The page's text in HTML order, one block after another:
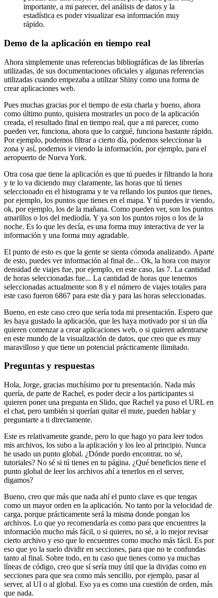
importante, a mi parecer, del análisis de datos y la
estadística es poder visualizar esa información muy
rápido.
Demo de la aplicación en tiempo real
Ahora simplemente unas referencias bibliográficas de las librerías
utilizadas, de sus documentaciones oficiales y algunas referencias
utilizadas cuando empezaba a utilizar Shiny como una forma de
crear aplicaciones web.
Pues muchas gracias por el tiempo de esta charla y bueno, ahora
como último punto, quisiera mostrarles un poco de la aplicación
creada, el resultado final en tiempo real, que a mi parecer, como
pueden ver, funciona, ahora que lo cargué, funciona bastante rápido.
Por ejemplo, podemos filtrar a cierto día, podemos seleccionar la
zona y así, podemos ir viendo la información, por ejemplo, para el
aeropuerto de Nueva York.
Otra cosa que tiene la aplicación es que tú puedes ir filtrando la hora
y te lo va diciendo muy claramente, las horas que tú tienes
seleccionado en el histograma y te va rellando los puntos que tienes,
por ejemplo, los puntos que tienes en el mapa. Y tú puedes ir viendo,
ok, por ejemplo, los de la mañana. Como pueden ver, son los puntos
amarillos o los del mediodía. Y ya son los puntos rojos o los de la
noche. Es lo que les decía, es una forma muy interactiva de ver la
información y una forma muy agradable.
El punto de esto es que la gente se sienta cómoda analizando. Aparte
de esto, puedes ver información al final de... Ok, la hora con mayor
densidad de viajes fue, por ejemplo, en este caso, las 7. La cantidad
de horas seleccionadas fue... La cantidad de horas que tenemos
seleccionadas actualmente son 8 y el número de viajes totales para
este caso fueron 6867 para este día y para las horas seleccionadas.
Bueno, en este caso creo que sería toda mi presentación. Espero que
les haya gustado la aplicación, que les haya motivado por si un día
quieren comenzar a crear aplicaciones web, o si quieren adentrarse
en este mundo de la visualización de datos, que creo que es muy
maravilloso y que tiene un potencial prácticamente ilimitado.
Preguntas y respuestas
Hola, Jorge, gracias muchísimo por tu presentación. Nada más
quería, de parte de Rachel, es poder decir a los participantes si
quieren poner una pregunta en Slido, que Rachel ya puso el URL en
el chat, pero también si querían quitar el mute, pueden hablar y
preguntarte a ti directamente.
Este es relativamente grande, pero lo que hago yo para leer todos
mis archivos, los subo a la aplicación y los leo al principio. Nunca
he usado un punto global. ¿Dónde puedo encontrar, no sé,
tutoriales? No sé si tú tienes en tu página. ¿Qué beneficios tiene el
punto global de leer los archivos ahí a tenerlos en el server,
digamos?
Bueno, creo que más que nada ahí el punto clave es que tengas
como un mayor orden en la aplicación. No tanto por la velocidad de
carga, porque prácticamente será la misma donde pongan los
archivos. Lo que yo recomendaría es como para que encuentres la
información mucho más fácil, o si quieres, no sé, a lo mejor revisar
cierto archivo y eso que lo encuentres como mucho más fácil. Es por
eso que yo la suelo dividir en secciones, para que no te confundas
tanto al final. Sobre todo, en tu caso que tienes como ya muchas
líneas de código, creo que sí sería muy útil que la dividas como en
secciones para que sea como más sencillo, por ejemplo, pasar al
server, al UI o al global. Eso ya es como una cuestión de orden, más
que nada.